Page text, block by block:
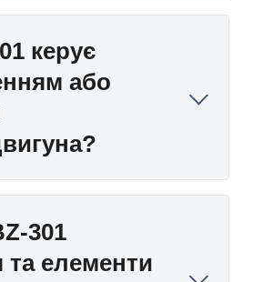
керує
або
301
та елементи